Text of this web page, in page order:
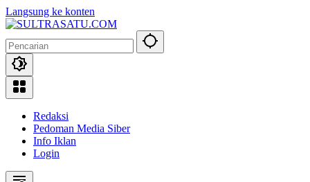
Langsung ke konten
Redaksi
Pedoman Media Siber
Info Iklan
Login